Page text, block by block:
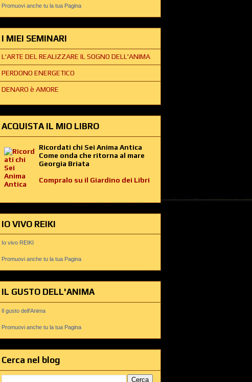
Promuovi anche tu la tua Pagina
I MIEI SEMINARI
L'ARTE DEL REALIZZARE IL SOGNO DELL'ANIMA
PERDONO ENERGETICO
DENARO è AMORE
ACQUISTA IL MIO LIBRO
Ricordati chi Sei Anima Antica
Come onda che ritorna al mare
Georgia Briata
Compralo su il Giardino dei Libri
IO VIVO REIKI
Io vivo REIKI
Promuovi anche tu la tua Pagina
IL GUSTO DELL'ANIMA
Il gusto dell'Anima
Promuovi anche tu la tua Pagina
Cerca nel blog